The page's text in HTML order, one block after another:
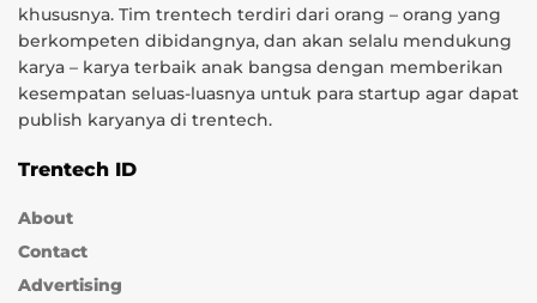
khususnya. Tim trentech terdiri dari orang – orang yang
berkompeten dibidangnya, dan akan selalu mendukung
karya – karya terbaik anak bangsa dengan memberikan
kesempatan seluas-luasnya untuk para startup agar dapat
publish karyanya di trentech.
Trentech ID
About
Contact
Advertising